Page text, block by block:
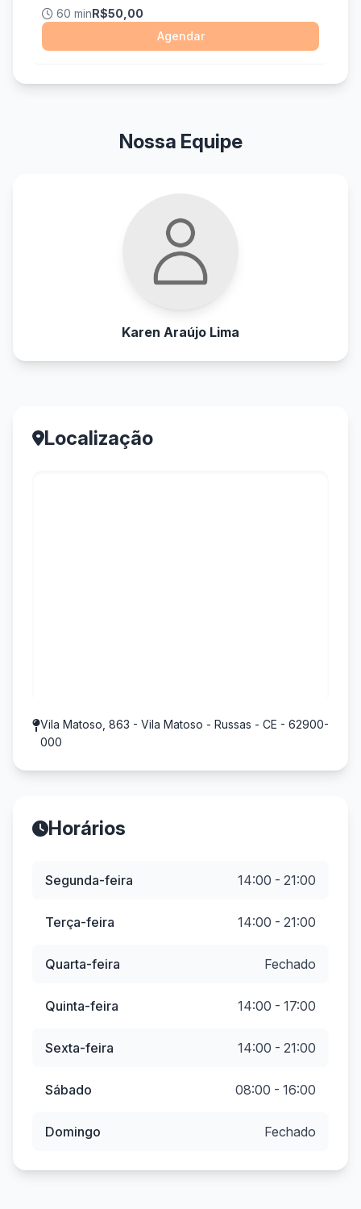
60 minR$50,00
Agendar
Nossa Equipe
Karen Araújo Lima
Localização
Vila Matoso, 863 - Vila Matoso - Russas - CE - 62900-
000
Horários
Segunda-feira 14:00 - 21:00
Terça-feira 14:00 - 21:00
Quarta-feira Fechado
Quinta-feira 14:00 - 17:00
Sexta-feira 14:00 - 21:00
Sábado 08:00 - 16:00
Domingo Fechado